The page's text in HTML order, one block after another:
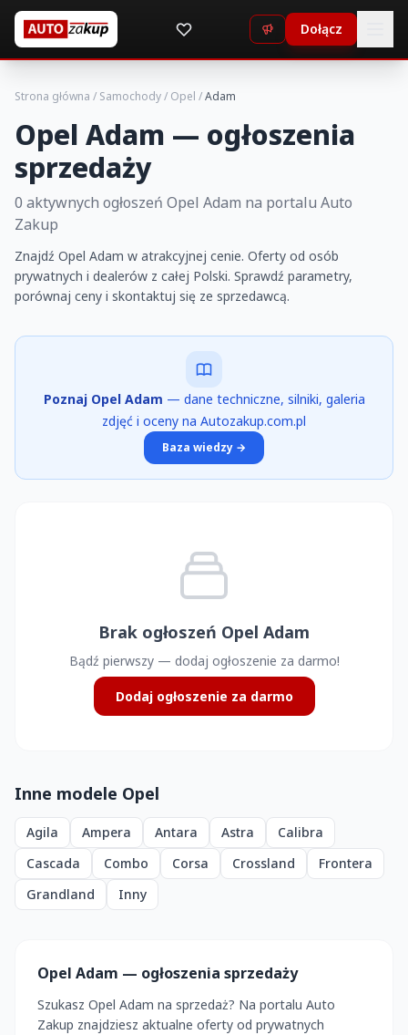
Dołącz
Strona główna / Samochody/ Opel /Adam
Opel Adam — ogłoszenia
sprzedaży
0 aktywnych ogłoszeń Opel Adam na portalu Auto
Zakup
Znajdź Opel Adam w atrakcyjnej cenie. Oferty od osób
prywatnych i dealerów z całej Polski. Sprawdź parametry,
porównaj ceny i skontaktuj się ze sprzedawcą.
Poznaj Opel Adam — dane techniczne, silniki, galeria
zdjęć i oceny na Autozakup.com.pl
Baza wiedzy →
Brak ogłoszeń Opel Adam
Bądź pierwszy — dodaj ogłoszenie za darmo!
Dodaj ogłoszenie za darmo
Inne modele Opel
Agila Ampera Antara Astra
Calibra
Cascada
Combo Corsa Crossland
Frontera
Grandland
Inny
Opel Adam — ogłoszenia sprzedaży
Szukasz Opel Adam na sprzedaż? Na portalu Auto
Zakup znajdziesz aktualne oferty od prywatnych